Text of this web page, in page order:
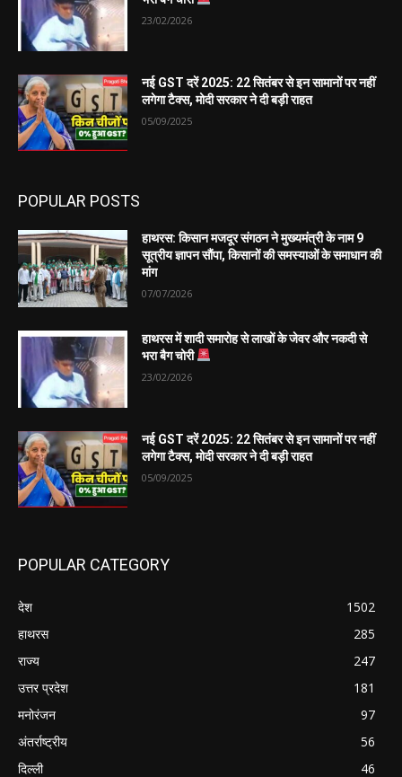
23/02/2026
नई GST दरें 2025: 22 सितंबर से इन सामानों पर नहीं
लगेगा टैक्स, मोदी सरकार ने दी बड़ी राहत
05/09/2025
POPULAR POSTS
हाथरस: किसान मजदूर संगठन ने मुख्यमंत्री के नाम 9
सूत्रीय ज्ञापन सौंपा, किसानों की समस्याओं के समाधान की
मांग
07/07/2026
हाथरस में शादी समारोह से लाखों के जेवर और नकदी से
भरा बैग चोरी
23/02/2026
नई GST दरें 2025: 22 सितंबर से इन सामानों पर नहीं
लगेगा टैक्स, मोदी सरकार ने दी बड़ी राहत
05/09/2025
POPULAR CATEGORY
देश
1502
हाथरस
285
राज्य
247
उत्तर प्रदेश
181
मनोरंजन
97
अंतर्राष्ट्रीय
56
दिल्ली
46